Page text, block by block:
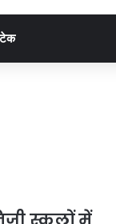
टेक